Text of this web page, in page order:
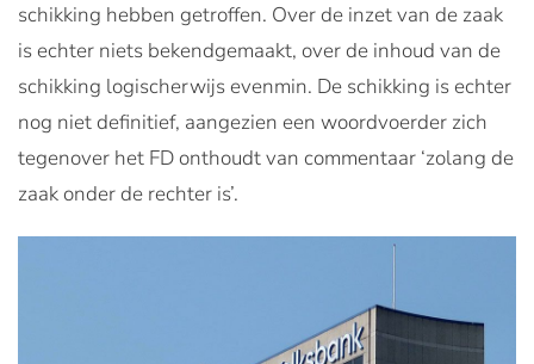
schikking hebben getroffen. Over de inzet van de zaak
is echter niets bekendgemaakt, over de inhoud van de
schikking logischerwijs evenmin. De schikking is echter
nog niet definitief, aangezien een woordvoerder zich
tegenover het FD onthoudt van commentaar ‘zolang de
zaak onder de rechter is’.